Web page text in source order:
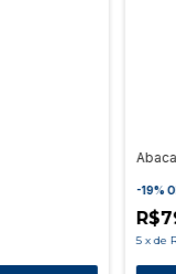
-19%
5 xde